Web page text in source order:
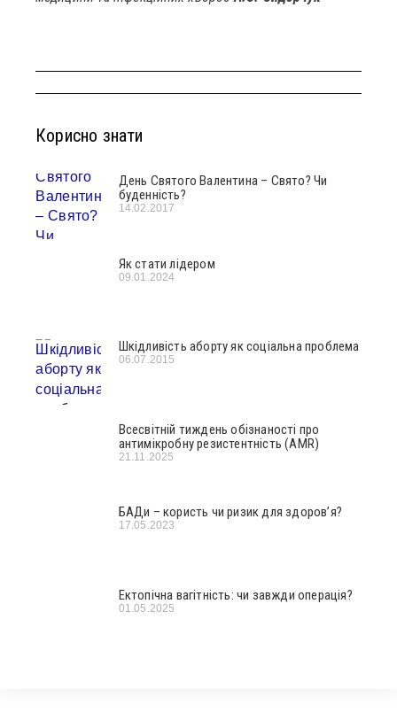
Корисно знати
День Святого Валентина – Свято? Чи
буденність?
14.02.2017
Як стати лідером
09.01.2024
Шкідливість аборту як соціальна проблема
06.07.2015
Всесвітній тиждень обізнаності про
антимікробну резистентність (AMR)
21.11.2025
БАДи – користь чи ризик для здоров’я?
17.05.2023
Ектопічна вагітність: чи завжди операція?
01.05.2025